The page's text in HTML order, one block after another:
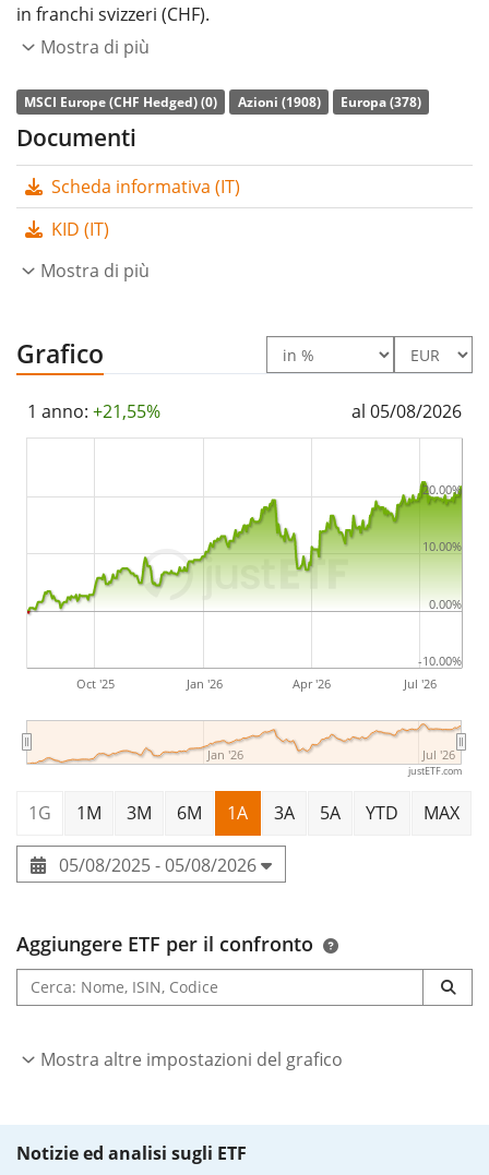
in franchi svizzeri (CHF).
spesa complessiva
0,09% annuo. L’ETF replica la performance dell’indice
sottostante con
accumulati e reinvestiti nell'ETF.
L’ETF UBS Core MSCI Europe UCITS ETF hCHF acc
gestisce unpatrimonio pari a 150 mln di Euro
Mostra di più
MSCI Europe (CHF Hedged) (0) Azioni (1908) Europa (378)
Documenti
Scheda informativa (IT)
KID (IT)
Mostra di più
Grafico
1 anno: +21,55% al 05/08/2026
Oct '25 Jan '26 Apr '26 Jul '26
Jan '26 Jul '26
-10.00%
0.00%
10.00%
20.00%
justETF.com
1G 1M 3M 6M 1A 3A 5A YTD MAX
05/08/2025 - 05/08/2026
Aggiungere ETF per il confronto
Mostra altre impostazioni del grafico
Notizie ed analisi sugli ETF